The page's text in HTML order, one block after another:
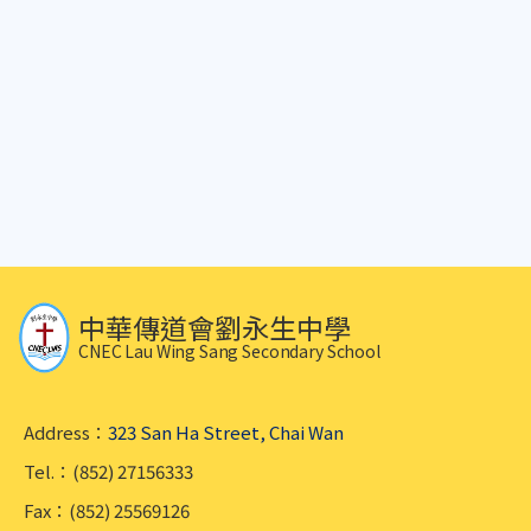
中華傳道會劉永生中學
CNEC Lau Wing Sang Secondary School
Address： 323 San Ha Street, Chai Wan
Tel.：(852) 27156333
Fax：(852) 25569126